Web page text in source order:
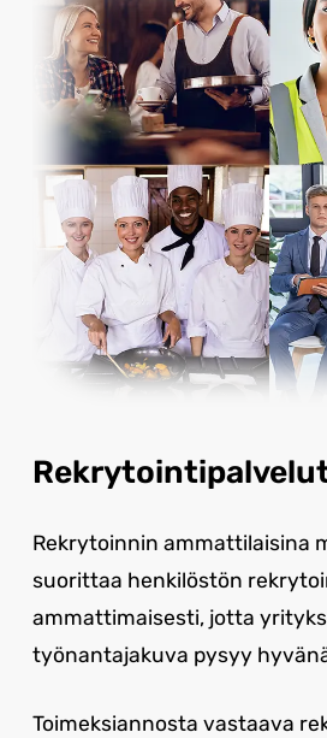
Rekrytoinnin ammattilaisina
suorittaa henkilöstön
ammattimaisesti, jotta
työnantajakuva pysyy
Toimeksiannosta vastaava